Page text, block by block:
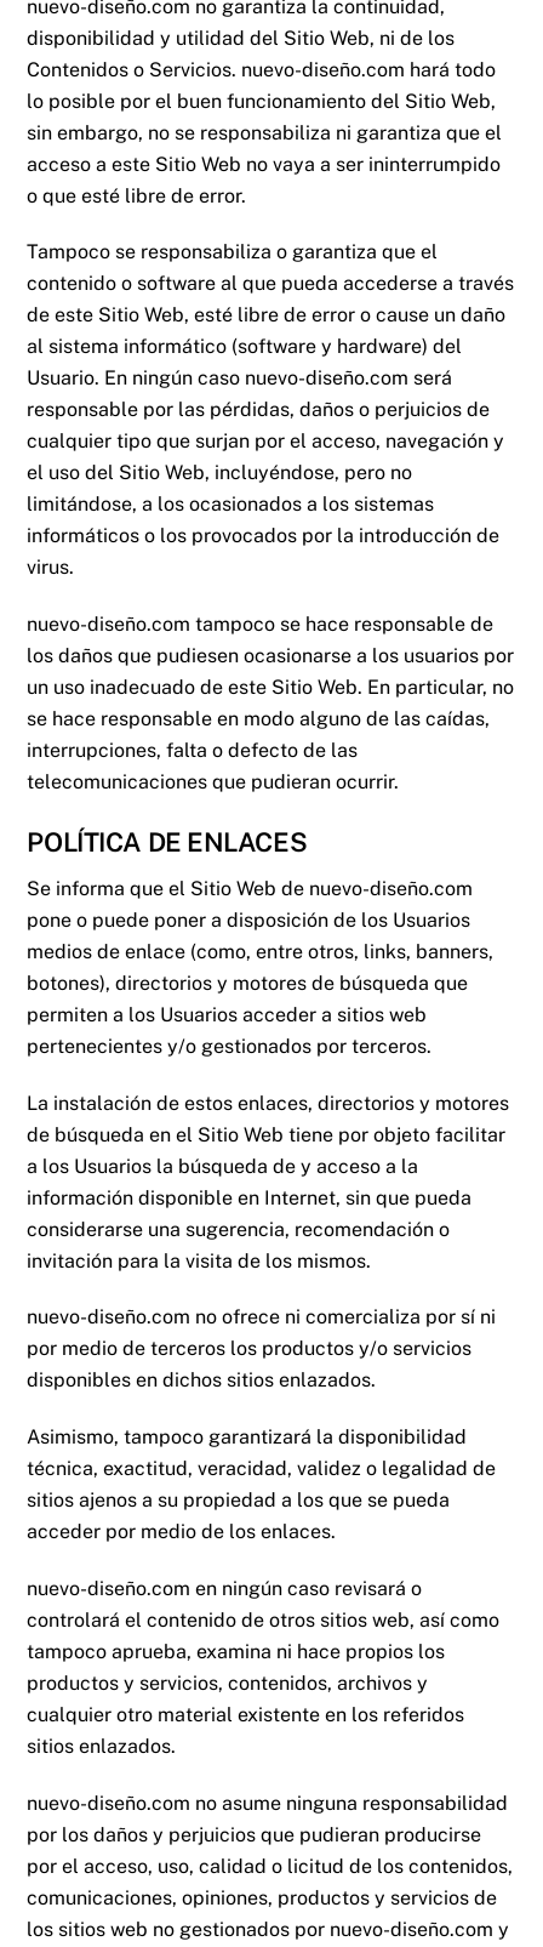
nuevo-diseño.com no garantiza la continuidad,
disponibilidad y utilidad del Sitio Web, ni de los
Contenidos o Servicios. nuevo-diseño.com hará todo
lo posible por el buen funcionamiento del Sitio Web,
sin embargo, no se responsabiliza ni garantiza que el
acceso a este Sitio Web no vaya a ser ininterrumpido
o que esté libre de error.
Tampoco se responsabiliza o garantiza que el
contenido o software al que pueda accederse a través
de este Sitio Web, esté libre de error o cause un daño
al sistema informático (software y hardware) del
Usuario. En ningún caso nuevo-diseño.com será
responsable por las pérdidas, daños o perjuicios de
cualquier tipo que surjan por el acceso, navegación y
el uso del Sitio Web, incluyéndose, pero no
limitándose, a los ocasionados a los sistemas
informáticos o los provocados por la introducción de
virus.
nuevo-diseño.com tampoco se hace responsable de
los daños que pudiesen ocasionarse a los usuarios por
un uso inadecuado de este Sitio Web. En particular, no
se hace responsable en modo alguno de las caídas,
interrupciones, falta o defecto de las
telecomunicaciones que pudieran ocurrir.
POLÍTICA DE ENLACES
Se informa que el Sitio Web de nuevo-diseño.com
pone o puede poner a disposición de los Usuarios
medios de enlace (como, entre otros, links, banners,
botones), directorios y motores de búsqueda que
permiten a los Usuarios acceder a sitios web
pertenecientes y/o gestionados por terceros.
La instalación de estos enlaces, directorios y motores
de búsqueda en el Sitio Web tiene por objeto facilitar
a los Usuarios la búsqueda de y acceso a la
información disponible en Internet, sin que pueda
considerarse una sugerencia, recomendación o
invitación para la visita de los mismos.
nuevo-diseño.com no ofrece ni comercializa por sí ni
por medio de terceros los productos y/o servicios
disponibles en dichos sitios enlazados.
Asimismo, tampoco garantizará la disponibilidad
técnica, exactitud, veracidad, validez o legalidad de
sitios ajenos a su propiedad a los que se pueda
acceder por medio de los enlaces.
nuevo-diseño.com en ningún caso revisará o
controlará el contenido de otros sitios web, así como
tampoco aprueba, examina ni hace propios los
productos y servicios, contenidos, archivos y
cualquier otro material existente en los referidos
sitios enlazados.
nuevo-diseño.com no asume ninguna responsabilidad
por los daños y perjuicios que pudieran producirse
por el acceso, uso, calidad o licitud de los contenidos,
comunicaciones, opiniones, productos y servicios de
los sitios web no gestionados por nuevo-diseño.com y